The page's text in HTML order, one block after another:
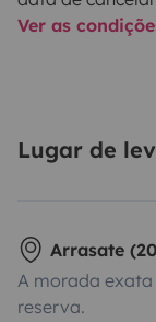
Ver as
Lugar de
Arrasate
A morada
reserva.